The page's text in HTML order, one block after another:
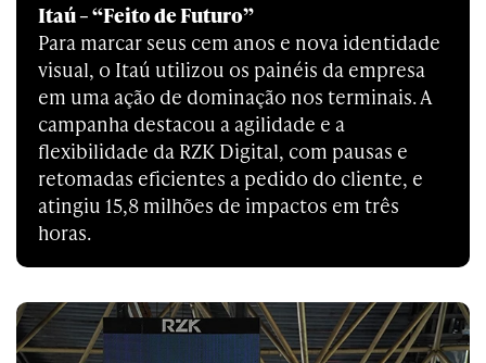
Itaú – “Feito de Futuro”
Para marcar seus cem anos e nova identidade
visual, o Itaú utilizou os painéis da empresa
em uma ação de dominação nos terminais. A
campanha destacou a agilidade e a
flexibilidade da RZK Digital, com pausas e
retomadas eficientes a pedido do cliente, e
atingiu 15,8 milhões de impactos em três
horas.